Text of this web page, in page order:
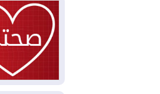
2026-08-04
الواجهة.. أنباء
وتحقيقات أوسع
2026-08-04
الرئاسية ويحذر
كولومبيا